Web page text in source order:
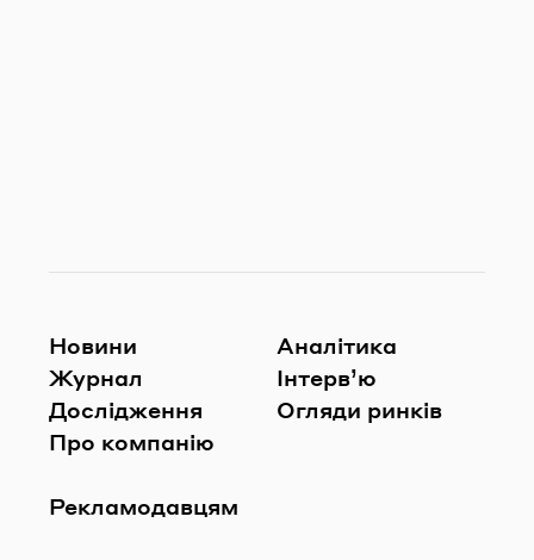
Новини
Журнал
Дослідження
Про компанію
Рекламодавцям
Аналітика
Інтерв’ю
Огляди ринків